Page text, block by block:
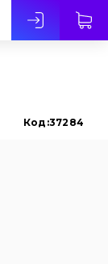
Код:37284